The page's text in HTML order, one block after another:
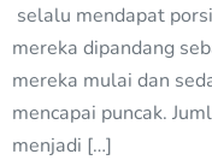
selalu mendapat
mereka dipandang
mereka mulai dan
mencapai puncak.
menjadi […]